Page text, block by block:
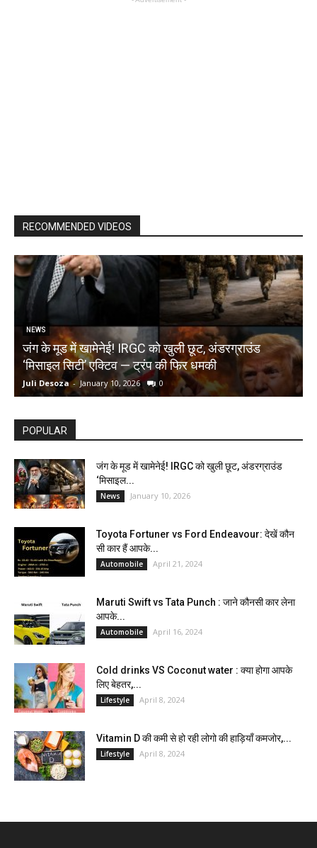
RECOMMENDED VIDEOS
NEWS
जंग के मूड में खामेनेई! IRGC को खुली छूट, अंडरग्राउंड
‘मिसाइल सिटी’ एक्टिव — ट्रंप की फिर धमकी
Juli Desoza - January 10, 2026 0
POPULAR
जंग के मूड में खामेनेई! IRGC को खुली छूट, अंडरग्राउंड
‘मिसाइल...
News January 10, 2026
Toyota Fortuner vs Ford Endeavour: देखें कौन
सी कार हैं आपके...
Automobile April 21, 2024
Maruti Swift vs Tata Punch : जाने कौनसी कार लेना
आपके...
Automobile April 16, 2024
Cold drinks VS Coconut water : क्या होगा आपके
लिए बेहतर,...
Lifestyle April 8, 2024
Vitamin D की कमी से हो रही लोगो की हाड़ियाँ कमजोर,...
Lifestyle April 8, 2024